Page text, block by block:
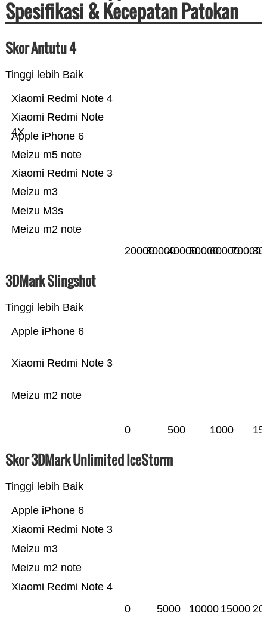
Spesifikasi & Kecepatan Patokan
Skor Antutu 4
Tinggi lebih Baik
Meizu m2 note
Meizu M3s
Meizu m3
Xiaomi Redmi Note 3
Meizu m5 note
Apple iPhone 6
Xiaomi Redmi Note
4X
Xiaomi Redmi Note 4
200003000040000500006000070000
3DMark Slingshot
Tinggi lebih Baik
Meizu m2 note
Xiaomi Redmi Note 3
Apple iPhone 6
0 500 1000
Skor 3DMark Unlimited IceStorm
Tinggi lebih Baik
Xiaomi Redmi Note 4
Meizu m2 note
Meizu m3
Xiaomi Redmi Note 3
Apple iPhone 6
0 5000 10000 15000